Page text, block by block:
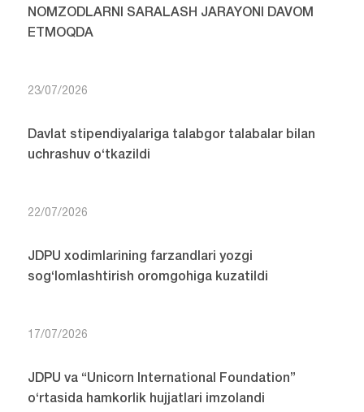
NOMZODLARNI SARALASH JARAYONI DAVOM
ETMOQDA
23/07/2026
Davlat stipendiyalariga talabgor talabalar bilan
uchrashuv o‘tkazildi
22/07/2026
JDPU xodimlarining farzandlari yozgi
sog‘lomlashtirish oromgohiga kuzatildi
17/07/2026
JDPU va “Unicorn International Foundation”
o‘rtasida hamkorlik hujjatlari imzolandi